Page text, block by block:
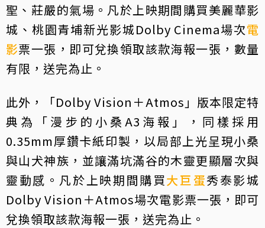
聖、莊嚴的氣場。凡於上映期間購買美麗華影
城、桃園青埔新光影城Dolby Cinema場次電
影票一張，即可兌換領取該款海報一張，數量
有限，送完為止。
此外，「Dolby Vision＋Atmos」版本限定特
典為「漫步的小桑A3海報」，同樣採用
0.35mm厚鑽卡紙印製，以局部上光呈現小桑
與山犬神族，並讓滿坑滿谷的木靈更顯層次與
靈動感。凡於上映期間購買大巨蛋秀泰影城
Dolby Vision＋Atmos場次電影票一張，即可
兌換領取該款海報一張，送完為止。